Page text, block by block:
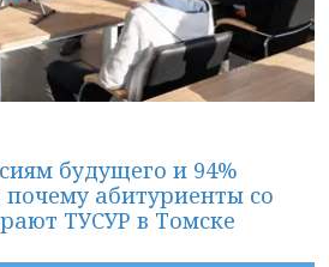
будущего и 94%
почему абитуриенты со
ТУСУР в Томске